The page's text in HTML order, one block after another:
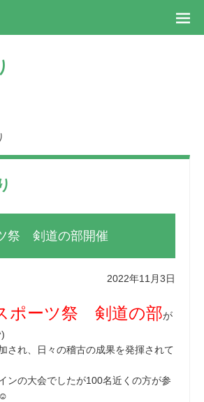
祭 剣道の部開催
2022年11月3日
ポーツ祭 剣道の部が
され、日々の稽古の成果を発揮されて
ンの大会でしたが100名近くの方が参